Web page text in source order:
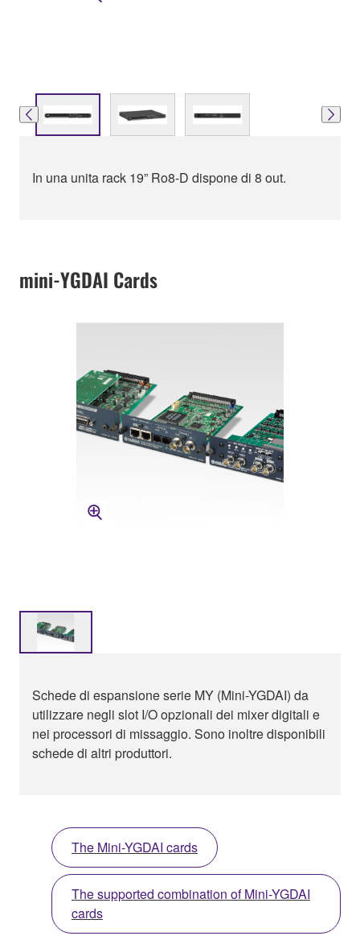
In una unita rack 19” Ro8-D dispone di 8 out.
mini-YGDAI Cards
Schede di espansione serie MY (Mini-YGDAI) da
utilizzare negli slot I/O opzionali dei mixer digitali e
nei processori di missaggio. Sono inoltre disponibili
schede di altri produttori.
The Mini-YGDAI cards
The supported combination of Mini-YGDAI
cards